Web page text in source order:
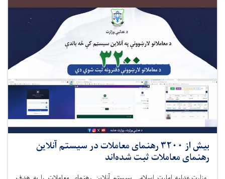
بیش از ۳۲۰۰ رهنمای معاملات در سیستم آنلاین
رهنمای معاملات ثبت شده‌اند